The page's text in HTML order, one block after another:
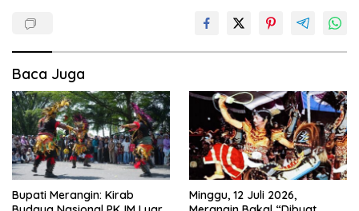
Baca Juga
Bupati Merangin: Kirab
Minggu, 12 Juli 2026,